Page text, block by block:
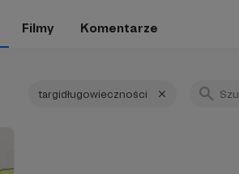
Filmy Komentarze
targidługowieczności